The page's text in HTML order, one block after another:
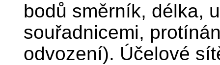
bodů směrník, délka,
souřadnicemi,
odvození). Účelové